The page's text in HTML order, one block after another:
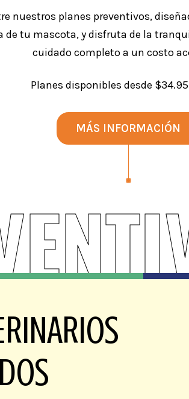
nuestros planes preventivos,
de tu mascota, y disfruta de la
cuidado completo a un costo
Planes disponibles desde
MÁS INFORMACIÓN